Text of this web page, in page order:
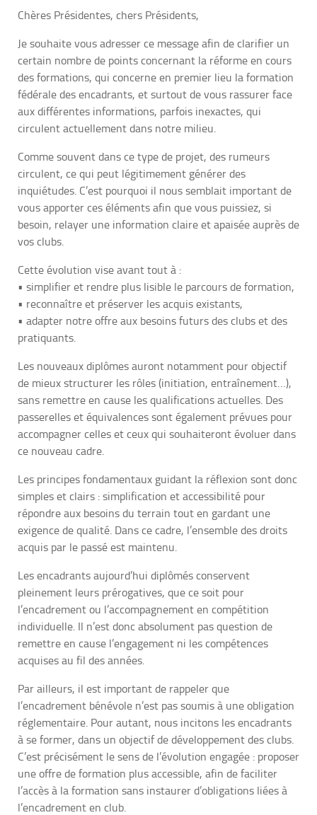
Chères Présidentes, chers Présidents,
Je souhaite vous adresser ce message afin de clarifier un
certain nombre de points concernant la réforme en cours
des formations, qui concerne en premier lieu la formation
fédérale des encadrants, et surtout de vous rassurer face
aux différentes informations, parfois inexactes, qui
circulent actuellement dans notre milieu.
Comme souvent dans ce type de projet, des rumeurs
circulent, ce qui peut légitimement générer des
inquiétudes. C’est pourquoi il nous semblait important de
vous apporter ces éléments afin que vous puissiez, si
besoin, relayer une information claire et apaisée auprès de
vos clubs.
Cette évolution vise avant tout à :
• simplifier et rendre plus lisible le parcours de formation,
• reconnaître et préserver les acquis existants,
• adapter notre offre aux besoins futurs des clubs et des
pratiquants.
Les nouveaux diplômes auront notamment pour objectif
de mieux structurer les rôles (initiation, entraînement…),
sans remettre en cause les qualifications actuelles. Des
passerelles et équivalences sont également prévues pour
accompagner celles et ceux qui souhaiteront évoluer dans
ce nouveau cadre.
Les principes fondamentaux guidant la réflexion sont donc
simples et clairs : simplification et accessibilité pour
répondre aux besoins du terrain tout en gardant une
exigence de qualité. Dans ce cadre, l’ensemble des droits
acquis par le passé est maintenu.
Les encadrants aujourd’hui diplômés conservent
pleinement leurs prérogatives, que ce soit pour
l’encadrement ou l’accompagnement en compétition
individuelle. Il n’est donc absolument pas question de
remettre en cause l’engagement ni les compétences
acquises au fil des années.
Par ailleurs, il est important de rappeler que
l’encadrement bénévole n’est pas soumis à une obligation
réglementaire. Pour autant, nous incitons les encadrants
à se former, dans un objectif de développement des clubs.
C’est précisément le sens de l’évolution engagée : proposer
une offre de formation plus accessible, afin de faciliter
l’accès à la formation sans instaurer d’obligations liées à
l’encadrement en club.